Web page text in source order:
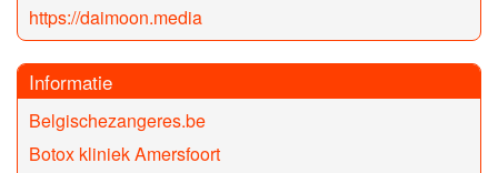
https://daimoon.media
Informatie
Belgischezangeres.be
Botox kliniek Amersfoort